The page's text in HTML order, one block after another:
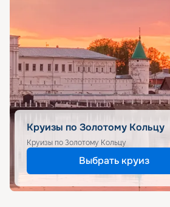
Круизы по Золотому Кольцу
Круизы по Золотому Кольцу
Выбрать круиз